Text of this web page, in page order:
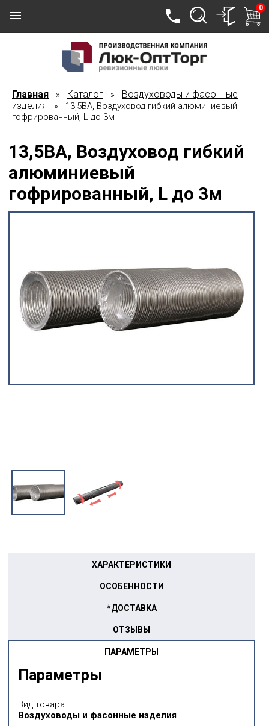
0
Главная » Каталог » Воздуховоды и фасонные
изделия » 13,5ВА, Воздуховод гибкий алюминиевый
гофрированный, L до 3м
13,5ВА, Воздуховод гибкий
алюминиевый
гофрированный, L до 3м
ПАРАМЕТРЫ
ХАРАКТЕРИСТИКИ
ОСОБЕННОСТИ
*ДОСТАВКА
ОТЗЫВЫ
Параметры
Вид товара:
Воздуховоды и фасонные изделия